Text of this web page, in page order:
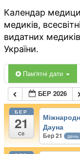
Календар
медиків,
видатних
України.
Пам'ятні дати
БЕР 2026
БЕР
21
Сб
Дауна
Бер 21 день